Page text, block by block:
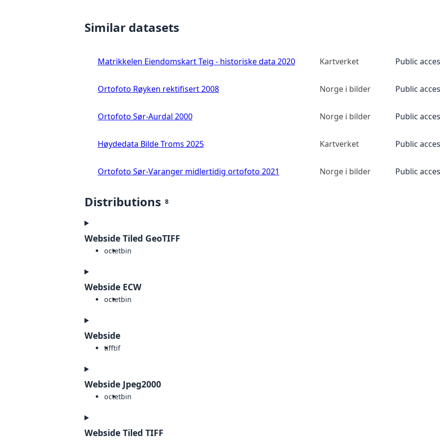
Similar datasets
Matrikkelen Eiendomskart Teig - historiske data 2020 Kartverket Public
Ortofoto Røyken rektifisert 2008 Norge i bilder Public
Ortofoto Sør-Aurdal 2000 Norge i bilder Public
Høydedata Bilde Troms 2025 Kartverket Public
Ortofoto Sør-Varanger midlertidig ortofoto 2021 Norge i bilder Public
Distributions 8
Webside Tiled GeoTIFF
octetbin
Webside ECW
octetbin
Webside
tifftif
Webside Jpeg2000
octetbin
Webside Tiled TIFF